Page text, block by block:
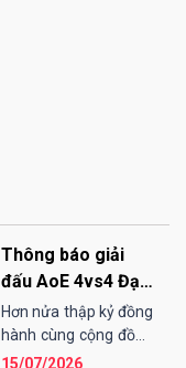
Thông báo giải
đấu AoE 4vs4 Đại
Chiến Sinh Nhật
EGOPLAY
Hơn nửa thập kỷ đồng
hành cùng cộng đồng
AoE Việt Nam,
15/07/2026